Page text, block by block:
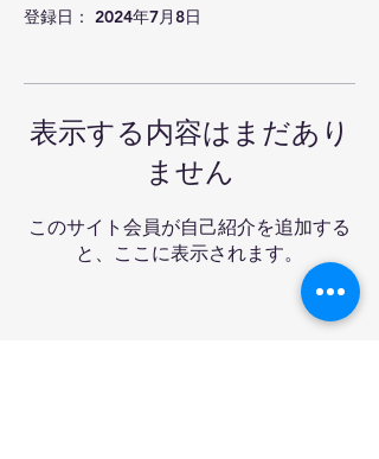
登録日： 2024年7月8日
表示する内容はまだあり
ません
このサイト会員が自己紹介を追加する
と、ここに表示されます。